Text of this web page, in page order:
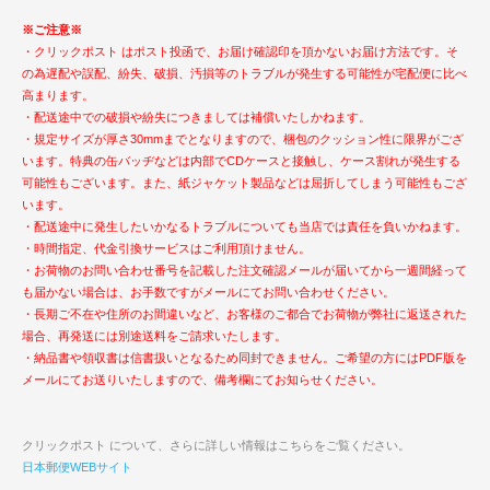
※ご注意※
・クリックポスト はポスト投函で、お届け確認印を頂かないお届け方法です。そ
の為遅配や誤配、紛失、破損、汚損等のトラブルが発生する可能性が宅配便に比べ
高まります。
・配送途中での破損や紛失につきましては補償いたしかねます。
・規定サイズが厚さ30mmまでとなりますので、梱包のクッション性に限界がござ
います。特典の缶バッヂなどは内部でCDケースと接触し、ケース割れが発生する
可能性もございます。また、紙ジャケット製品などは屈折してしまう可能性もござ
います。
・配送途中に発生したいかなるトラブルについても当店では責任を負いかねます。
・時間指定、代金引換サービスはご利用頂けません。
・お荷物のお問い合わせ番号を記載した注文確認メールが届いてから一週間経って
も届かない場合は、お手数ですがメールにてお問い合わせください。
・長期ご不在や住所のお間違いなど、お客様のご都合でお荷物が弊社に返送された
場合、再発送には別途送料をご請求いたします。
・納品書や領収書は信書扱いとなるため同封できません。ご希望の方にはPDF版を
メールにてお送りいたしますので、備考欄にてお知らせください。
クリックポスト について、さらに詳しい情報はこちらをご覧ください。
日本郵便WEBサイト